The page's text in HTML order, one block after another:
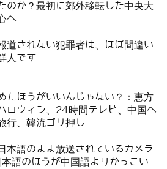
のか？最初に郊外移転した中央大
へ
道されない犯罪者は、ほぼ間違い
人です
たほうがいいんじゃない？：恵方
ロウィン、24時間テレビ、中国へ
行、韓流ゴリ押し
本語のまま放送されているカメラ
本語のほうが中国語よりかっこい